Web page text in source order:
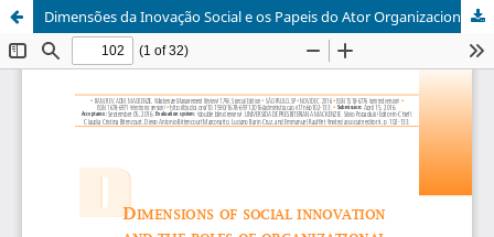
Dimensões da Inovação Social e os Papeis do Ator Organizacional: A Proposição de um Framework